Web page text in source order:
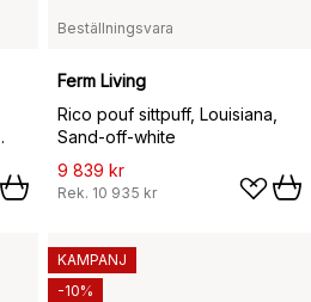
Beställningsvara
Ferm Living
Rico pouf sittpuff, Louisiana,
Sand-off-white
9 839 kr
Rek. 10 935 kr
KAMPANJ
-10%